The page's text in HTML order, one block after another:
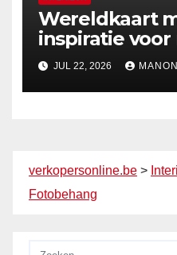
Wereldkaart
inspiratie
JUL 22, 2026 MANON
verkopersonline.be >
Fotobehang